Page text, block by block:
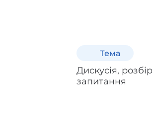
Тема
Дискусія,
запитання